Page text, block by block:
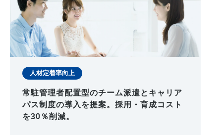
人材定着率向上
常駐管理者配置型のチーム派遣とキャリア
パス制度の導入を提案。採用・育成コスト
を30％削減。